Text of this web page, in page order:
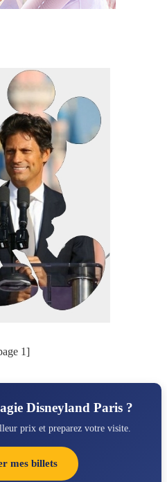
1]
Disneyland Paris ?
prix et preparez votre visite.
mes billets